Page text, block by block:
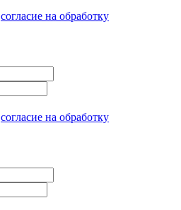
согласие на обработку
согласие на обработку